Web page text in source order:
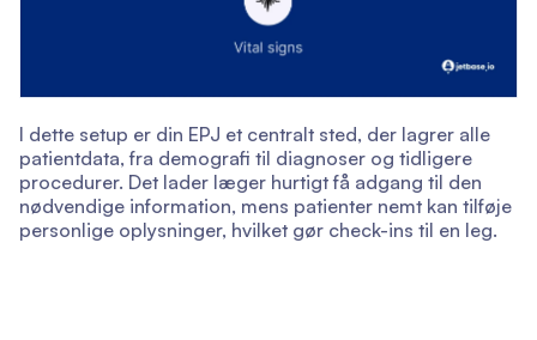
I dette setup er din EPJ et centralt sted, der lagrer alle
patientdata, fra demografi til diagnoser og tidligere
procedurer. Det lader læger hurtigt få adgang til den
nødvendige information, mens patienter nemt kan tilføje
personlige oplysninger, hvilket gør check-ins til en leg.